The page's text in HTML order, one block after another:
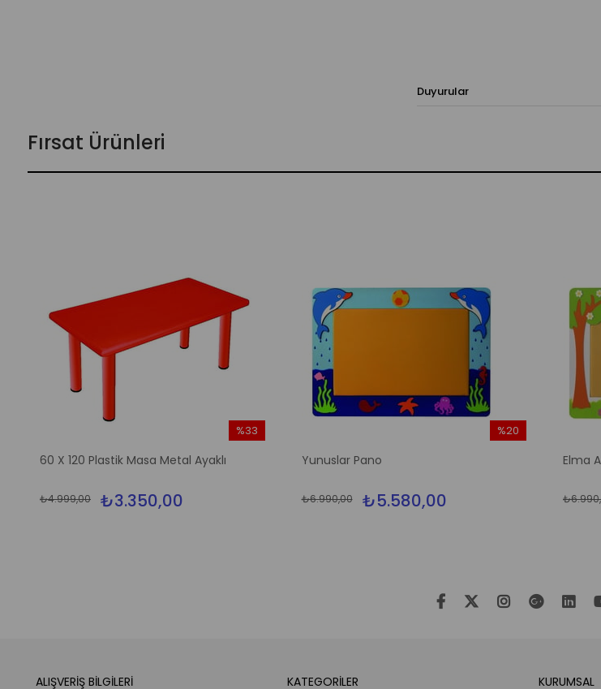
Duyurular
Fırsat Ürünleri
60 X 120 Plastik Masa Metal Ayaklı
₺3.350,00
₺4.999,00
%33
Yunuslar Pano
₺5.580,00
₺6.990,00
%20
Elma
ALIŞVERİŞ BİLGİLERİ KATEGORİLER KURUMSAL